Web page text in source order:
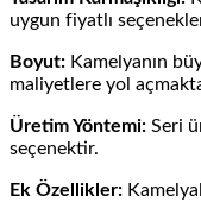
uygun fiyatlı
Boyut: Kamelyanın
maliyetlere yol
Üretim Yöntemi: Seri
seçenektir.
Ek Özellikler: